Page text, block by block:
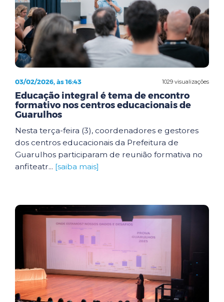
1029 visualizações
03/02/2026, às 16:43
Educação integral é tema de encontro
formativo nos centros educacionais de
Guarulhos
Nesta terça-feira (3), coordenadores e gestores
dos centros educacionais da Prefeitura de
Guarulhos participaram de reunião formativa no
anfiteatr... [saiba mais]